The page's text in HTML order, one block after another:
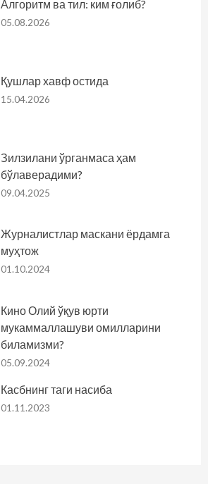
Алгоритм ва тил: ким ғолиб?
05.08.2026
Қушлар хавф остида
15.04.2026
Зилзилани ўрганмаса ҳам
бўлаверадими?
09.04.2025
Журналистлар маскани ёрдамга
муҳтож
01.10.2024
Кино Олий ўқув юрти
мукаммаллашуви омилларини
биламизми?
05.09.2024
Касбнинг таги насиба
01.11.2023